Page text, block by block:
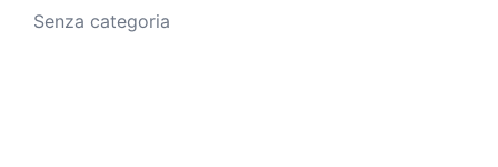
Senza categoria